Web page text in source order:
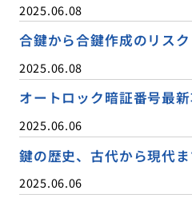
2025.06.08
合鍵から合鍵作成のリス
2025.06.08
オートロック暗証番号最
2025.06.06
鍵の歴史、古代から現代
2025.06.06